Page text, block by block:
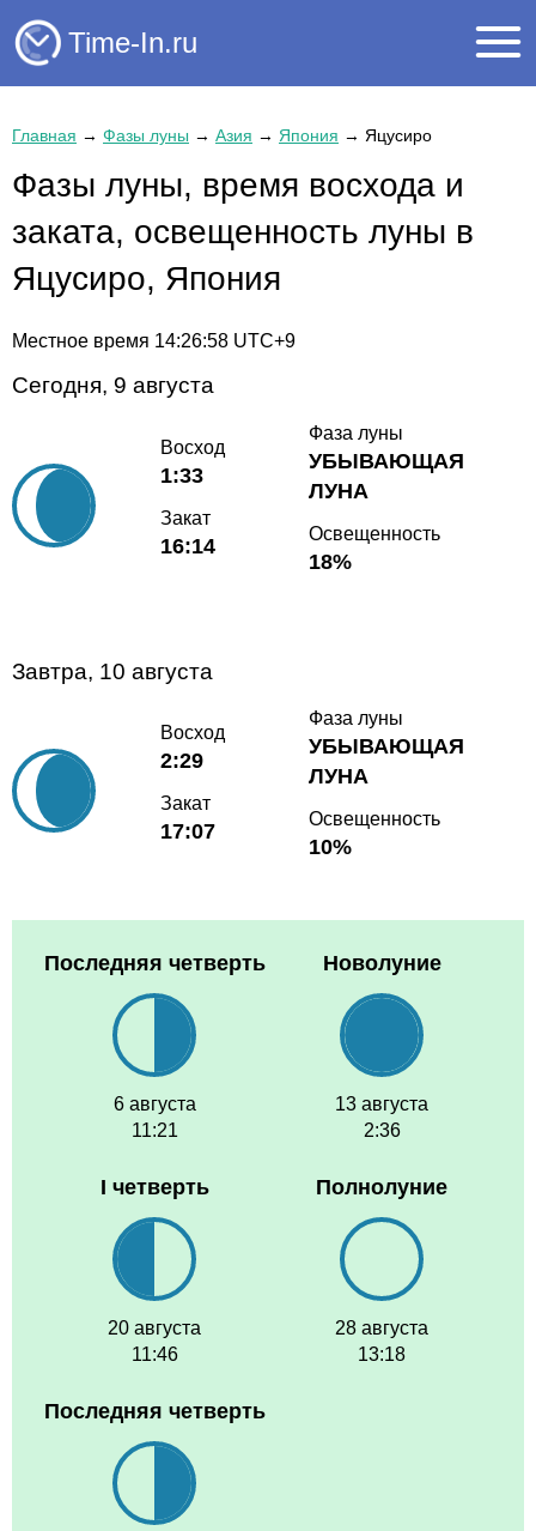
Time-In.ru
Главная → Фазы луны → Азия → Япония → Яцусиро
Фазы луны, время восхода и
заката, освещенность луны в
Яцусиро, Япония
Местное время 14:26:58 UTC+9
Сегодня, 9 августа
Восход
1:33
Закат
16:14
Фаза луны
УБЫВАЮЩАЯ
ЛУНА
Освещенность
18%
Завтра, 10 августа
Восход
2:29
Закат
17:07
Фаза луны
УБЫВАЮЩАЯ
ЛУНА
Освещенность
10%
Последняя четверть
6 августа
11:21
Новолуние
13 августа
2:36
I четверть
20 августа
11:46
Полнолуние
28 августа
13:18
Последняя четверть